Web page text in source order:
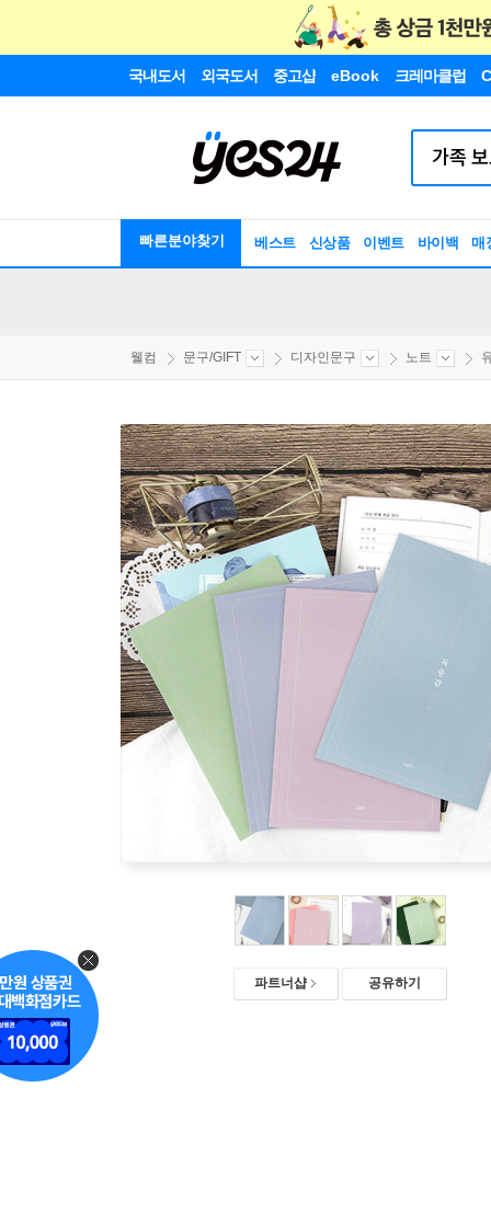
국내도서 외국도서 중고샵 eBook 크레마클럽
빠른분야찾기 베스트 신상품 이벤트 바이백 매
웰컴 문구/GIFT 디자인문구 노트
파트너샵 공유하기